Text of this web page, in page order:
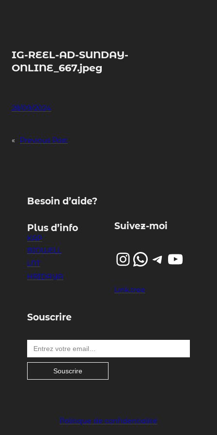
IG-REEL-AD-SUNDAY-
ONLINE_667.jpeg
28/09/2024
« Previous Post
Besoin d’aide?
Plus d’info
KAP
BIOWELL
LNT
HRIDAYA
Suivez-moi
InstagramWhatsApp Telegram YouTube
Link.tree
Souscrire
Entrez votre email…
Souscrire
Politique de confidentialité